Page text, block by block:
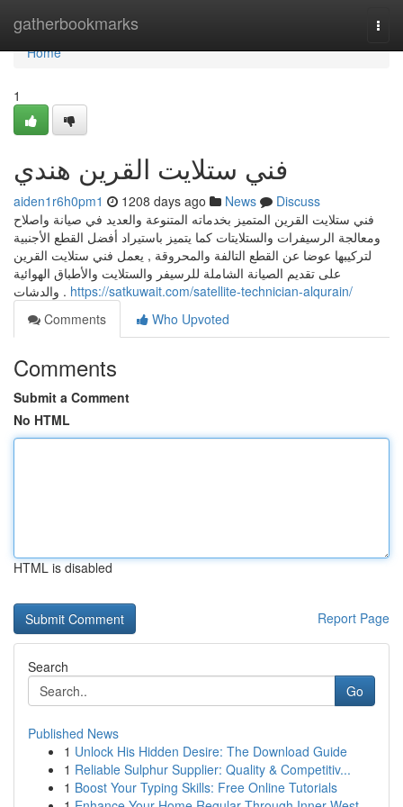
gatherbookmarks
Home
Home
1
فني ستلايت القرين هندي
aiden1r6h0pm1 1208 days ago News
Discuss
فني ستلايت القرين المتميز بخدماته المتنوعة والعديد في صيانة واصلاح
ومعالجة الرسيفرات والستلايتات كما يتميز باستيراد أفضل القطع الأجنبية
لتركيبها عوضا عن القطع التالفة والمحروقة , يعمل فني ستلايت القرين
على تقديم الصيانة الشاملة للرسيفر والستلايت والأطباق الهوائية
والدشات . https://satkuwait.com/satellite-technician-alqurain/
Comments
Who Upvoted
Comments
Submit a Comment
No HTML
HTML is disabled
Report Page
Search
Go
Published News
1 Unlock His Hidden Desire: The Download Guide
1 Reliable Sulphur Supplier: Quality & Competitiv...
1 Boost Your Typing Skills: Free Online Tutorials